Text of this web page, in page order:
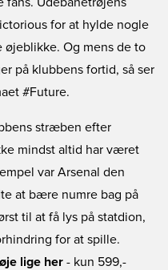
for at hylde nogle
Og mens de to
på klubbens fortid, så ser
#Future.
stræben efter
mindst altid har været
var Arsenal den
at bære numre bag på
til at få lys på statdion,
for at spille.
lige her - kun 599,-